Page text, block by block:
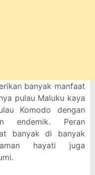
banyak manfaat
pulau Maluku kaya
Komodo dengan
endemik. Peran
banyak di banyak
hayati juga